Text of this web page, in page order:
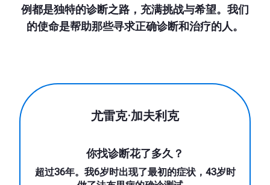
例都是独特的诊断之路，充满挑战与希望。我们
的使命是帮助那些寻求正确诊断和治疗的人。
尤雷克·加夫利克
你找诊断花了多久？
超过36年。我6岁时出现了最初的症状，43岁时